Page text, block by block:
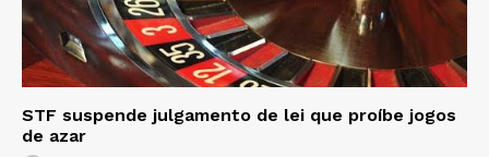
STF suspende julgamento de lei que proíbe jogos
de azar